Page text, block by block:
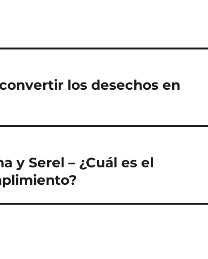
los desechos en
y Serel – ¿Cuál es el